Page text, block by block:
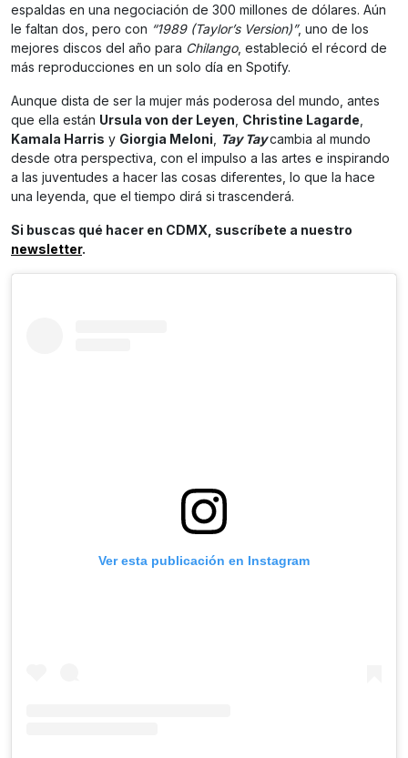
espaldas en una negociación de 300 millones de dólares. Aún
le faltan dos, pero con “1989 (Taylor’s Version)”, uno de los
mejores discos del año para Chilango, estableció el récord de
más reproducciones en un solo día en Spotify.
Aunque dista de ser la mujer más poderosa del mundo, antes
que ella están Ursula von der Leyen Christine Lagarde
Kamala Harris y Giorgia Meloni Tay Taycambia al mundo
desde otra perspectiva, con el impulso a las artes e inspirando
a las juventudes a hacer las cosas diferentes, lo que la hace
una leyenda, que el tiempo dirá si trascenderá.
Si buscas qué hacer en CDMX, suscríbete a nuestro
newsletter.
Ver esta publicación en Instagram